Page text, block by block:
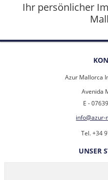
Ihr persönlicher
Azur Mallorca
Avenida
E -
Tel. +34
UNSER